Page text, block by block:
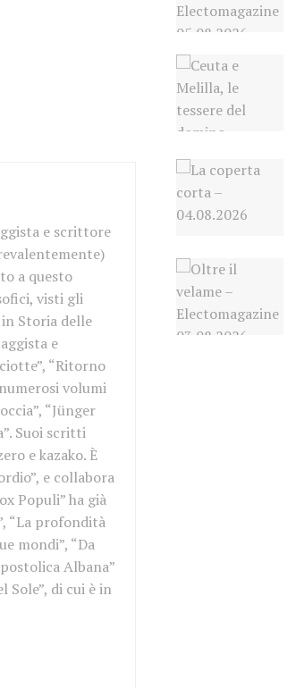
e scrittore
a questo
visti gli
Storia delle
e
“Ritorno
volumi
“Jünger
Suoi scritti
e kazako. È
e collabora
Populi” ha già
“La profondità
mondi”, “Da
Albana”
Sole”, di cui è in